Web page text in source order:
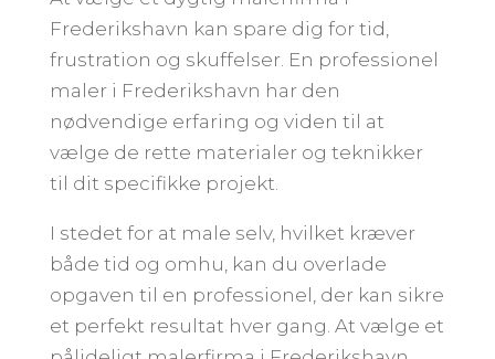
Frederikshavn kan spare dig for tid,
frustration og skuffelser. En professionel
maler i Frederikshavn har den
nødvendige erfaring og viden til at
vælge de rette materialer og teknikker
til dit specifikke projekt.
I stedet for at male selv, hvilket kræver
både tid og omhu, kan du overlade
opgaven til en professionel, der kan sikre
et perfekt resultat hver gang. At vælge et